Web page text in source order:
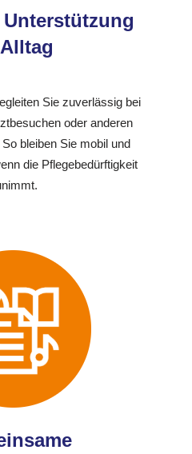
Sie zuverlässig bei
oder anderen
bleiben Sie mobil und
die Pflegebedürftigkeit